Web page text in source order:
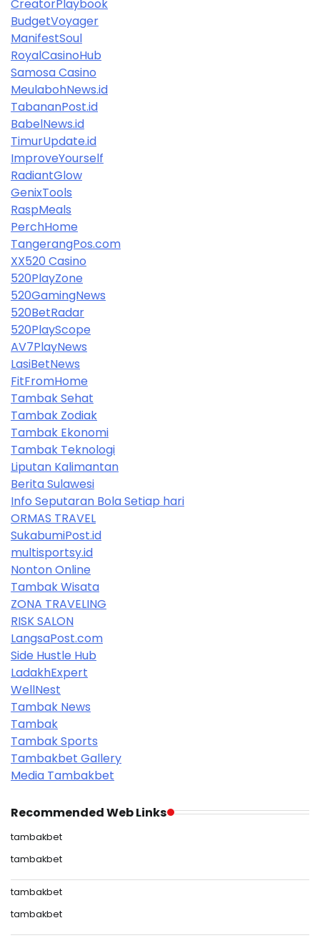
CreatorPlaybook
BudgetVoyager
ManifestSoul
RoyalCasinoHub
Samosa Casino
MeulabohNews.id
TabananPost.id
BabelNews.id
TimurUpdate.id
ImproveYourself
RadiantGlow
GenixTools
RaspMeals
PerchHome
TangerangPos.com
XX520 Casino
520PlayZone
520GamingNews
520BetRadar
520PlayScope
AV7PlayNews
LasiBetNews
FitFromHome
Tambak Sehat
Tambak Zodiak
Tambak Ekonomi
Tambak Teknologi
Liputan Kalimantan
Berita Sulawesi
Info Seputaran Bola Setiap hari
ORMAS TRAVEL
SukabumiPost.id
multisportsy.id
Nonton Online
Tambak Wisata
ZONA TRAVELING
RISK SALON
LangsaPost.com
Side Hustle Hub
LadakhExpert
WellNest
Tambak News
Tambak
Tambak Sports
Tambakbet Gallery
Media Tambakbet
Recommended Web Links
tambakbet
tambakbet
tambakbet
tambakbet